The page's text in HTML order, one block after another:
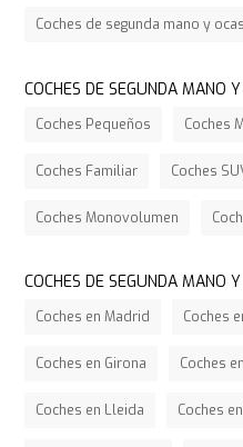
Coches de segunda mano y
COCHES DE SEGUNDA MANO
Coches Pequeños Coches
Coches Familiar Coches
Coches Monovolumen
COCHES DE SEGUNDA MANO
Coches en Madrid Coches
Coches en Girona Coches
Coches en Lleida Coches